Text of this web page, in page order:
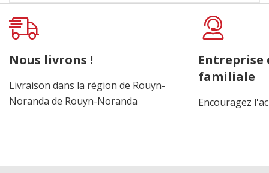
Onglet
personnalisé
Nous livrons !
Livraison dans la région de Rouyn-
Noranda de Rouyn-Noranda
Entreprise
familiale
Encouragez